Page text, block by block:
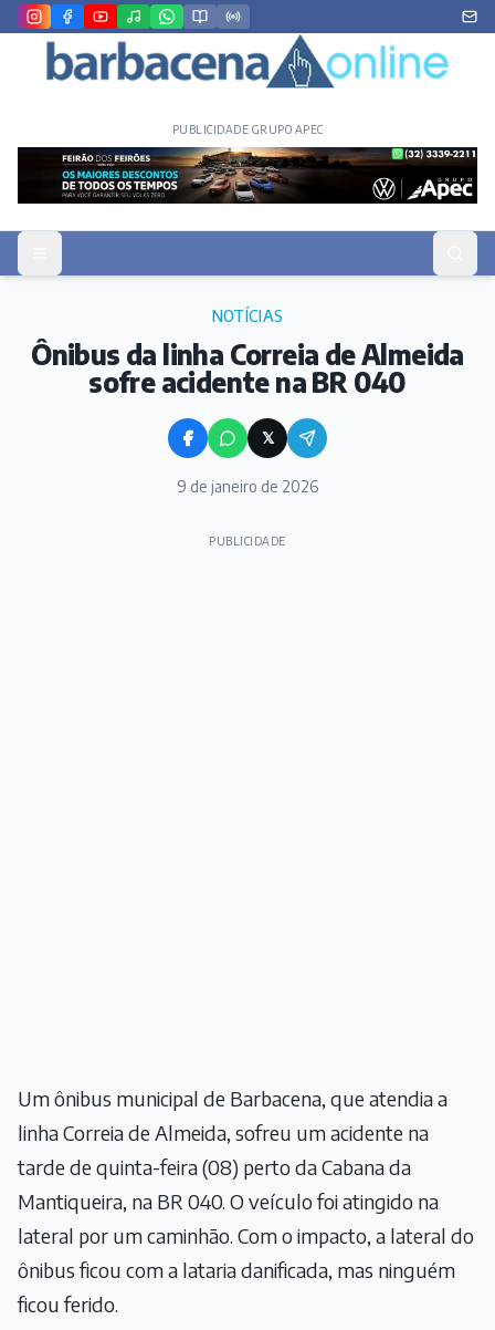
PUBLICIDADE GRUPO APEC
NOTÍCIAS
Ônibus da linha Correia de Almeida
sofre acidente na BR 040
𝕏
9 de janeiro de 2026
PUBLICIDADE
Um ônibus municipal de Barbacena, que atendia a
linha Correia de Almeida, sofreu um acidente na
tarde de quinta-feira (08) perto da Cabana da
Mantiqueira, na BR 040. O veículo foi atingido na
lateral por um caminhão. Com o impacto, a lateral do
ônibus ficou com a lataria danificada, mas ninguém
ficou ferido.